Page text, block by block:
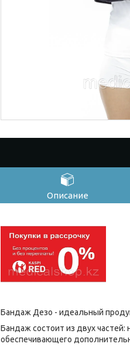
Описание
Бандаж Дезо - идеальный
Бандаж состоит из двух
обеспечивающего